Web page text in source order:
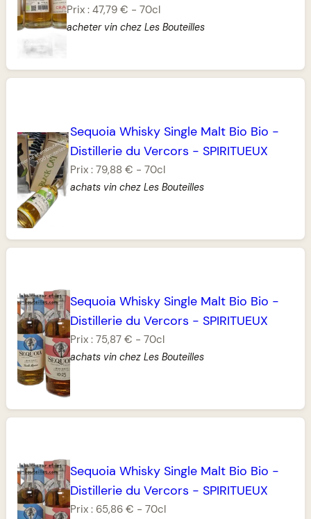
Prix : 47,79 € - 70cl
acheter vin chez Les Bouteilles
Sequoia Whisky Single Malt Bio Bio -
Distillerie du Vercors -SPIRITUEUX
Prix :79,88 € -70cl
achats vin chez Les Bouteilles
Sequoia Whisky Single Malt Bio Bio -
Distillerie du Vercors -SPIRITUEUX
Prix :75,87 € -70cl
achats vin chez Les Bouteilles
Sequoia Whisky Single Malt Bio Bio -
Distillerie du Vercors -SPIRITUEUX
Prix : 65,86 € -70cl